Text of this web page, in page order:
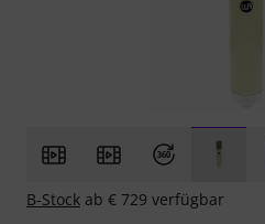
B-Stock ab € 729 verfügbar